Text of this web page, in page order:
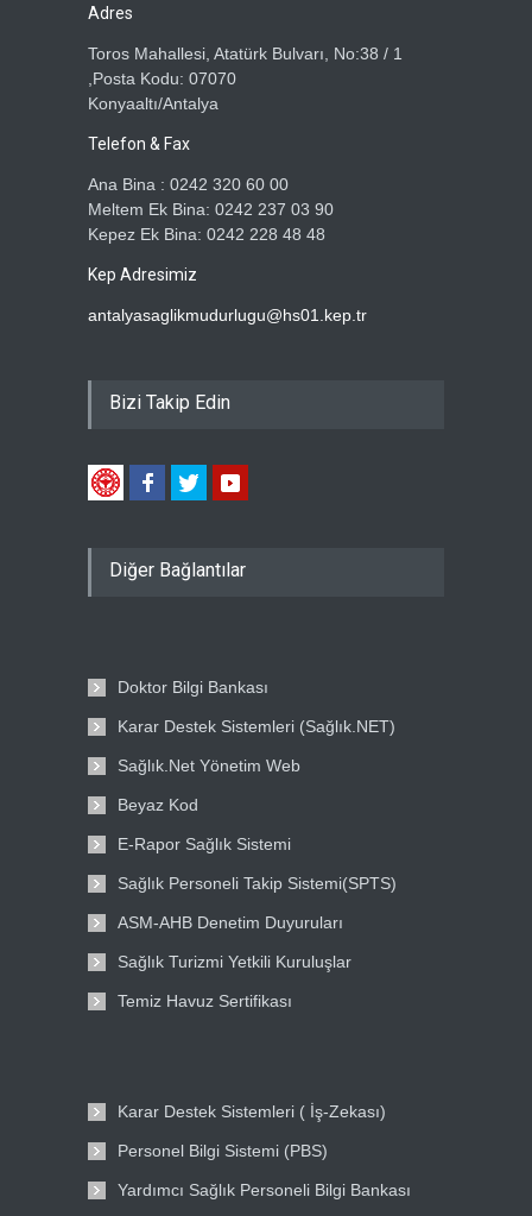
Adres
Toros Mahallesi, Atatürk Bulvarı, No:38 / 1
,Posta Kodu: 07070
Konyaaltı/Antalya
Telefon & Fax
Ana Bina : 0242 320 60 00
Meltem Ek Bina: 0242 237 03 90
Kepez Ek Bina: 0242 228 48 48
Kep Adresimiz
antalyasaglikmudurlugu@hs01.kep.tr
Bizi Takip Edin
Diğer Bağlantılar
Doktor Bilgi Bankası
Karar Destek Sistemleri (Sağlık.NET)
Sağlık.Net Yönetim Web
Beyaz Kod
E-Rapor Sağlık Sistemi
Sağlık Personeli Takip Sistemi(SPTS)
ASM-AHB Denetim Duyuruları
Sağlık Turizmi Yetkili Kuruluşlar
Temiz Havuz Sertifikası
Karar Destek Sistemleri ( İş-Zekası)
Personel Bilgi Sistemi (PBS)
Yardımcı Sağlık Personeli Bilgi Bankası